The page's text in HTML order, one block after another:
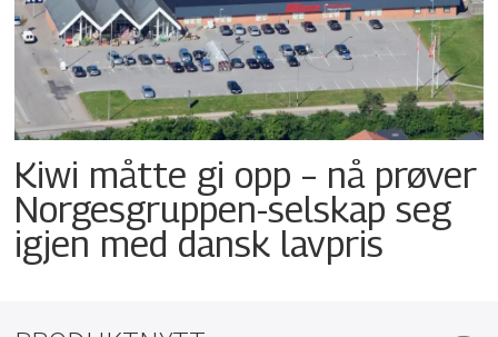
Kiwi måtte gi opp – nå prøver
Norgesgruppen-selskap seg
igjen med dansk lavpris